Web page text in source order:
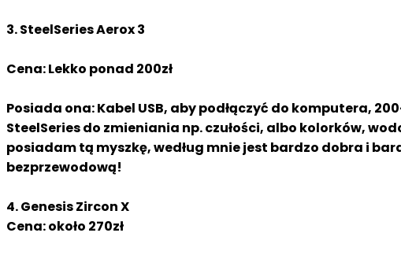
3. SteelSeries Aerox 3
Cena: Lekko ponad 200zł
Posiada ona: Kabel USB, aby podłączyć do komputera,
SteelSeries do zmieniania np. czułości, albo kolorków,
posiadam tą myszkę, według mnie jest bardzo dobra i
bezprzewodową!
4. Genesis Zircon X
Cena: około 270zł